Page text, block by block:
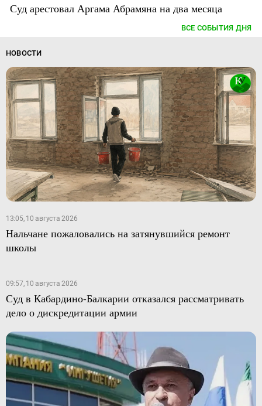
Суд арестовал Аргама Абрамяна на два месяца
ВСЕ СОБЫТИЯ ДНЯ
НОВОСТИ
13:05, 10 августа 2026
Нальчане пожаловались на затянувшийся ремонт
школы
09:57, 10 августа 2026
Суд в Кабардино-Балкарии отказался рассматривать
дело о дискредитации армии